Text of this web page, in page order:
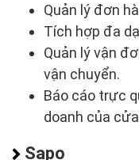
Quản lý đơn
Tích hợp đa
Quản lý vận
vận chuyển.
Báo cáo trực
doanh của
Sapo